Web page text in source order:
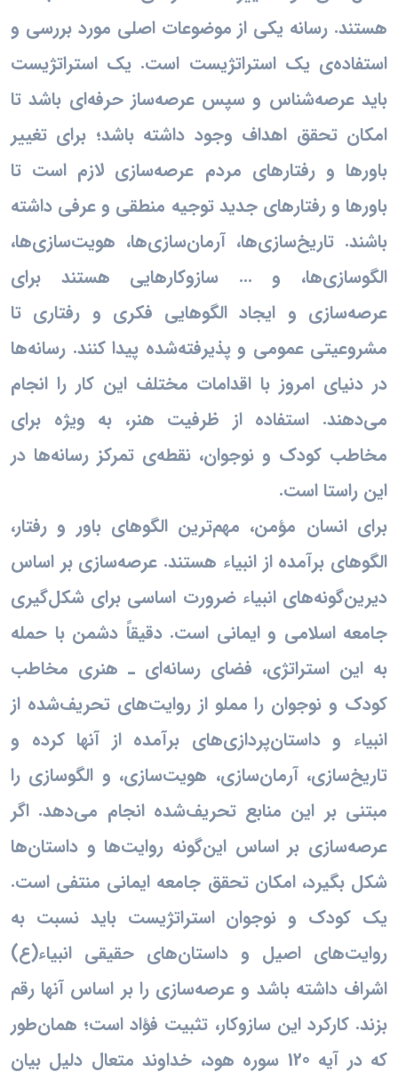
هستند. رسانه یکی از موضوعات اصلی مورد بررسی و
استفاده‌ی یک استراتژیست است. یک استراتژیست
باید عرصه‌شناس و سپس عرصه‌ساز حرفه‌ای باشد تا
امکان تحقق اهداف وجود داشته باشد؛ برای تغییر
باورها و رفتارهای مردم عرصه‌سازی لازم است تا
باورها و رفتارهای جدید توجیه منطقی و عرفی داشته
باشند. تاریخ‌سازی‌ها، آرمان‌سازی‌ها، هویت‌سازی‌ها،
الگوسازی‌ها، و ... سازوکارهایی هستند برای
عرصه‌سازی و ایجاد الگوهایی فکری و رفتاری تا
مشروعیتی عمومی و پذیرفته‌شده پیدا کنند. رسانه‌ها
در دنیای امروز با اقدامات مختلف این کار را انجام
می‌دهند. استفاده از ظرفیت هنر، به ویژه برای
مخاطب کودک و نوجوان، نقطه‌ی تمرکز رسانه‌ها در
این راستا است.
برای انسان مؤمن، مهم‌ترین الگوهای باور و رفتار،
الگوهای برآمده از انبیاء هستند. عرصه‌سازی بر اساس
دیرین‌گونه‌های انبیاء ضرورت اساسی برای شکل‌گیری
جامعه اسلامی و ایمانی است. دقیقاً دشمن با حمله
به این استراتژی، فضای رسانه‌ای ـ هنری مخاطب
کودک و نوجوان را مملو از روایت‌های تحریف‌شده از
انبیاء و داستان‌پردازی‌های برآمده از آنها کرده و
تاریخ‌سازی، آرمان‌سازی، هویت‌سازی، و الگوسازی را
مبتنی بر این منابع تحریف‌شده انجام می‌دهد. اگر
عرصه‌سازی بر اساس این‌گونه روایت‌ها و داستان‌ها
شکل بگیرد، امکان تحقق جامعه ایمانی منتفی است.
یک کودک و نوجوان استراتژیست باید نسبت به
روایت‌های اصیل و داستان‌های حقیقی انبیاء(ع)
اشراف داشته باشد و عرصه‌سازی را بر اساس آنها رقم
بزند. کارکرد این سازوکار، تثبیت فؤاد است؛ همان‌طور
که در آیه 120 سوره هود، خداوند متعال دلیل بیان